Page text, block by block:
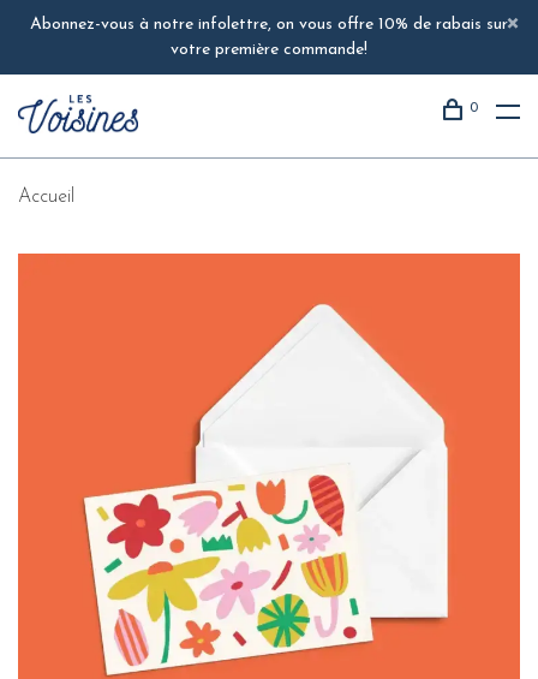
Abonnez-vous à notre infolettre, on vous offre 10% de rabais sur
votre première commande!
0
Accueil